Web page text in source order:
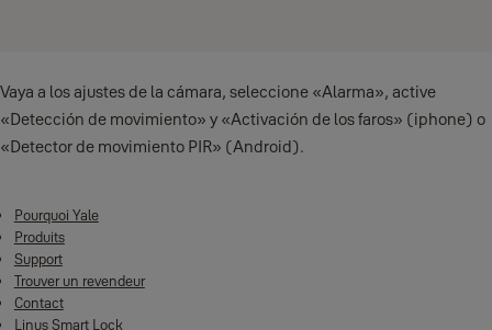
Vaya a los ajustes de la cámara, seleccione «Alarma», active
«Detección de movimiento» y «Activación de los faros» (iphone) o
«Detector de movimiento PIR» (Android).
Pourquoi Yale
Produits
Support
Trouver un revendeur
Contact
Linus Smart Lock